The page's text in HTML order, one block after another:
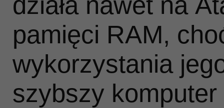
pamięci RAM,
wykorzystania
szybszy komputer